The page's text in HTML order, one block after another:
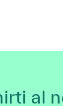
al